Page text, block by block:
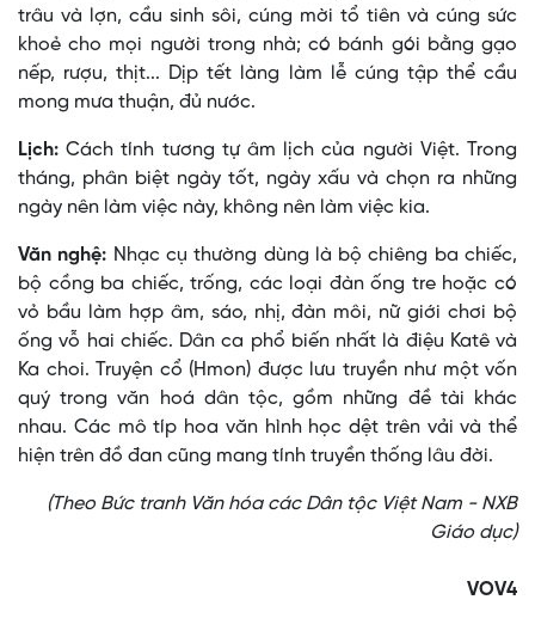
trâu và lợn, cầu sinh sôi, cúng mời tổ tiên và cúng sức
khoẻ cho mọi người trong nhà; có bánh gói bằng gạo
nếp, rượu, thịt... Dịp tết làng làm lễ cúng tập thể cầu
mong mưa thuận, đủ nước.
Lịch:Cách tính tương tự âm lịch của người Việt. Trong
tháng, phân biệt ngày tốt, ngày xấu và chọn ra những
ngày nên làm việc này, không nên làm việc kia.
Văn nghệ: Nhạc cụ thường dùng là bộ chiêng ba chiếc,
bộ cồng ba chiếc, trống, các loại đàn ống tre hoặc có
vỏ bầu làm hợp âm, sáo, nhị, đàn môi, nữ giới chơi bộ
ống vỗ hai chiếc. Dân ca phổ biến nhất là điệu Katê và
Ka choi. Truyện cổ (Hmon) được lưu truyền như một vốn
quý trong văn hoá dân tộc, gồm những đề tài khác
nhau. Các mô típ hoa văn hình học dệt trên vải và thể
hiện trên đồ đan cũng mang tính truyền thống lâu đời.
(Theo Bức tranh Văn hóa các Dân tộc Việt Nam - NXB
Giáo dục)
VOV4